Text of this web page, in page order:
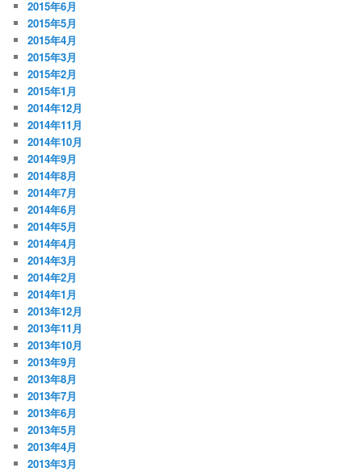
2015年6月
2015年5月
2015年4月
2015年3月
2015年2月
2015年1月
2014年12月
2014年11月
2014年10月
2014年9月
2014年8月
2014年7月
2014年6月
2014年5月
2014年4月
2014年3月
2014年2月
2014年1月
2013年12月
2013年11月
2013年10月
2013年9月
2013年8月
2013年7月
2013年6月
2013年5月
2013年4月
2013年3月